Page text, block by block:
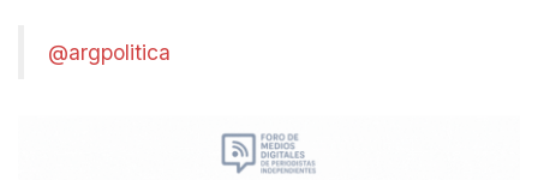
@argpolitica